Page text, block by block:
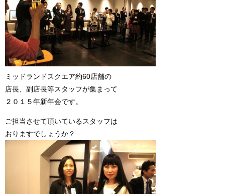
ミッドランドスクエア約60店舗の
店長、副店長等スタッフが集まって
２０１５年新年会です。
ご担当させて頂いているスタッフは
おりますでしょうか？